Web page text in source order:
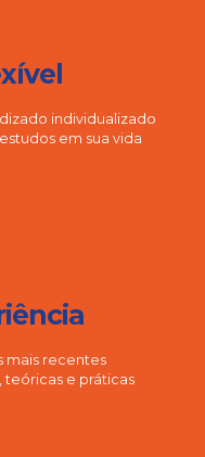
individualizado
em sua vida
mais recentes
e práticas